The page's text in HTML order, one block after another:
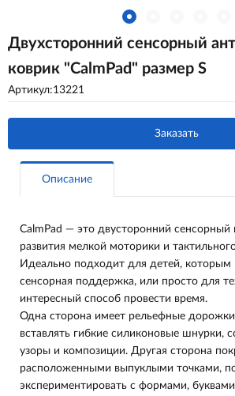
Двухсторонний сенсорный
коврик "CalmPad" размер S
Артикул:13221
Заказать
Описание
CalmPad — это двусторонний сенсорный
развития мелкой моторики и
Идеально подходит для детей, которым
сенсорная поддержка, или просто для
интересный способ провести время.
Одна сторона имеет рельефные
вставлять гибкие силиконовые шнурки,
узоры и композиции. Другая сторона
расположенными выпуклыми точками,
экспериментировать с формами,